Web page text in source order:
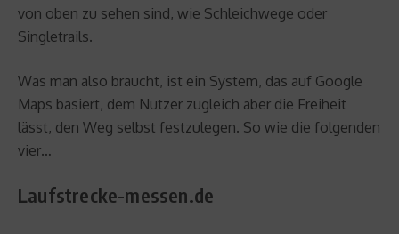
von oben zu sehen sind, wie Schleichwege oder
Singletrails.
Was man also braucht, ist ein System, das auf Google
Maps basiert, dem Nutzer zugleich aber die Freiheit
lässt, den Weg selbst festzulegen. So wie die folgenden
vier…
Laufstrecke-messen.de